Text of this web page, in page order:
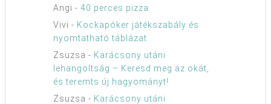
Angi - 40 perces pizza
Vivi - Kockapóker játékszabály és
nyomtatható táblázat
Zsuzsa - Karácsony utáni
lehangoltság – Keresd meg az okát,
és teremts új hagyományt!
Zsuzsa - Karácsony utáni